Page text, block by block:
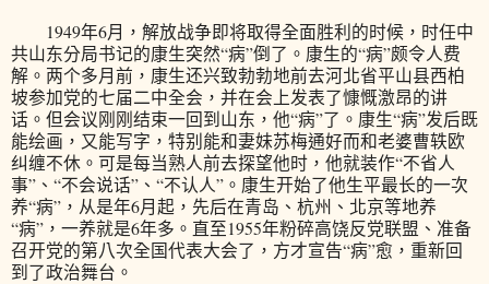
1949年6月，解放战争即将取得全面胜利的时候，时任中
共山东分局书记的康生突然“病”倒了。康生的“病”颇令人费
解。两个多月前，康生还兴致勃勃地前去河北省平山县西柏
坡参加党的七届二中全会，并在会上发表了慷慨激昂的讲
话。但会议刚刚结束一回到山东，他“病”了。康生“病”发后既
能绘画，又能写字，特别能和妻妹苏梅通好而和老婆曹轶欧
纠缠不休。可是每当熟人前去探望他时，他就装作“不省人
事”、“不会说话”、“不认人”。康生开始了他生平最长的一次
养“病”，从是年6月起，先后在青岛、杭州、北京等地养
“病”，一养就是6年多。直至1955年粉碎高饶反党联盟、准备
召开党的第八次全国代表大会了，方才宣告“病”愈，重新回
到了政治舞台。